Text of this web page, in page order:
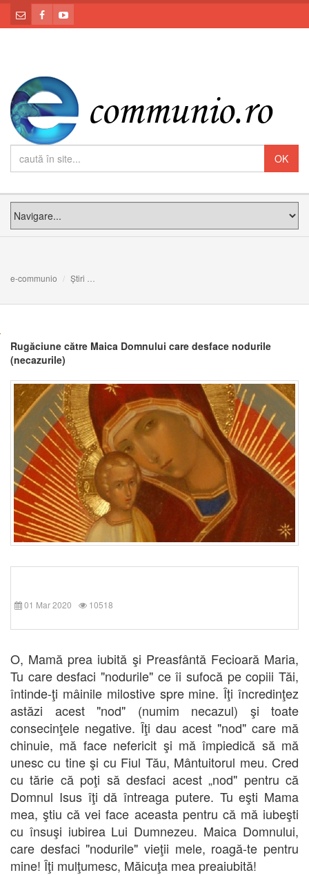
e-communio Știri
Rugăciune către Maica Domnului care desface nodurile
(necazurile)
01 Mar 2020 10518
O, Mamă prea iubită şi Preasfântă Fecioară Maria,
Tu care desfaci "nodurile" ce îi sufocă pe copiii Tăi,
întinde-ţi mâinile milostive spre mine. Îţi încredinţez
astăzi acest "nod" (numim necazul) şi toate
consecinţele negative. Îţi dau acest "nod" care mă
chinuie, mă face nefericit şi mă împiedică să mă
unesc cu tine şi cu Fiul Tău, Mântuitorul meu. Cred
cu tărie că poţi să desfaci acest „nod" pentru că
Domnul Isus îţi dă întreaga putere. Tu eşti Mama
mea, ştiu că vei face aceasta pentru că mă iubeşti
cu însuşi iubirea Lui Dumnezeu. Maica Domnului,
care desfaci "nodurile" vieţii mele, roagă-te pentru
mine! Îţi mulţumesc, Măicuţa mea preaiubită!